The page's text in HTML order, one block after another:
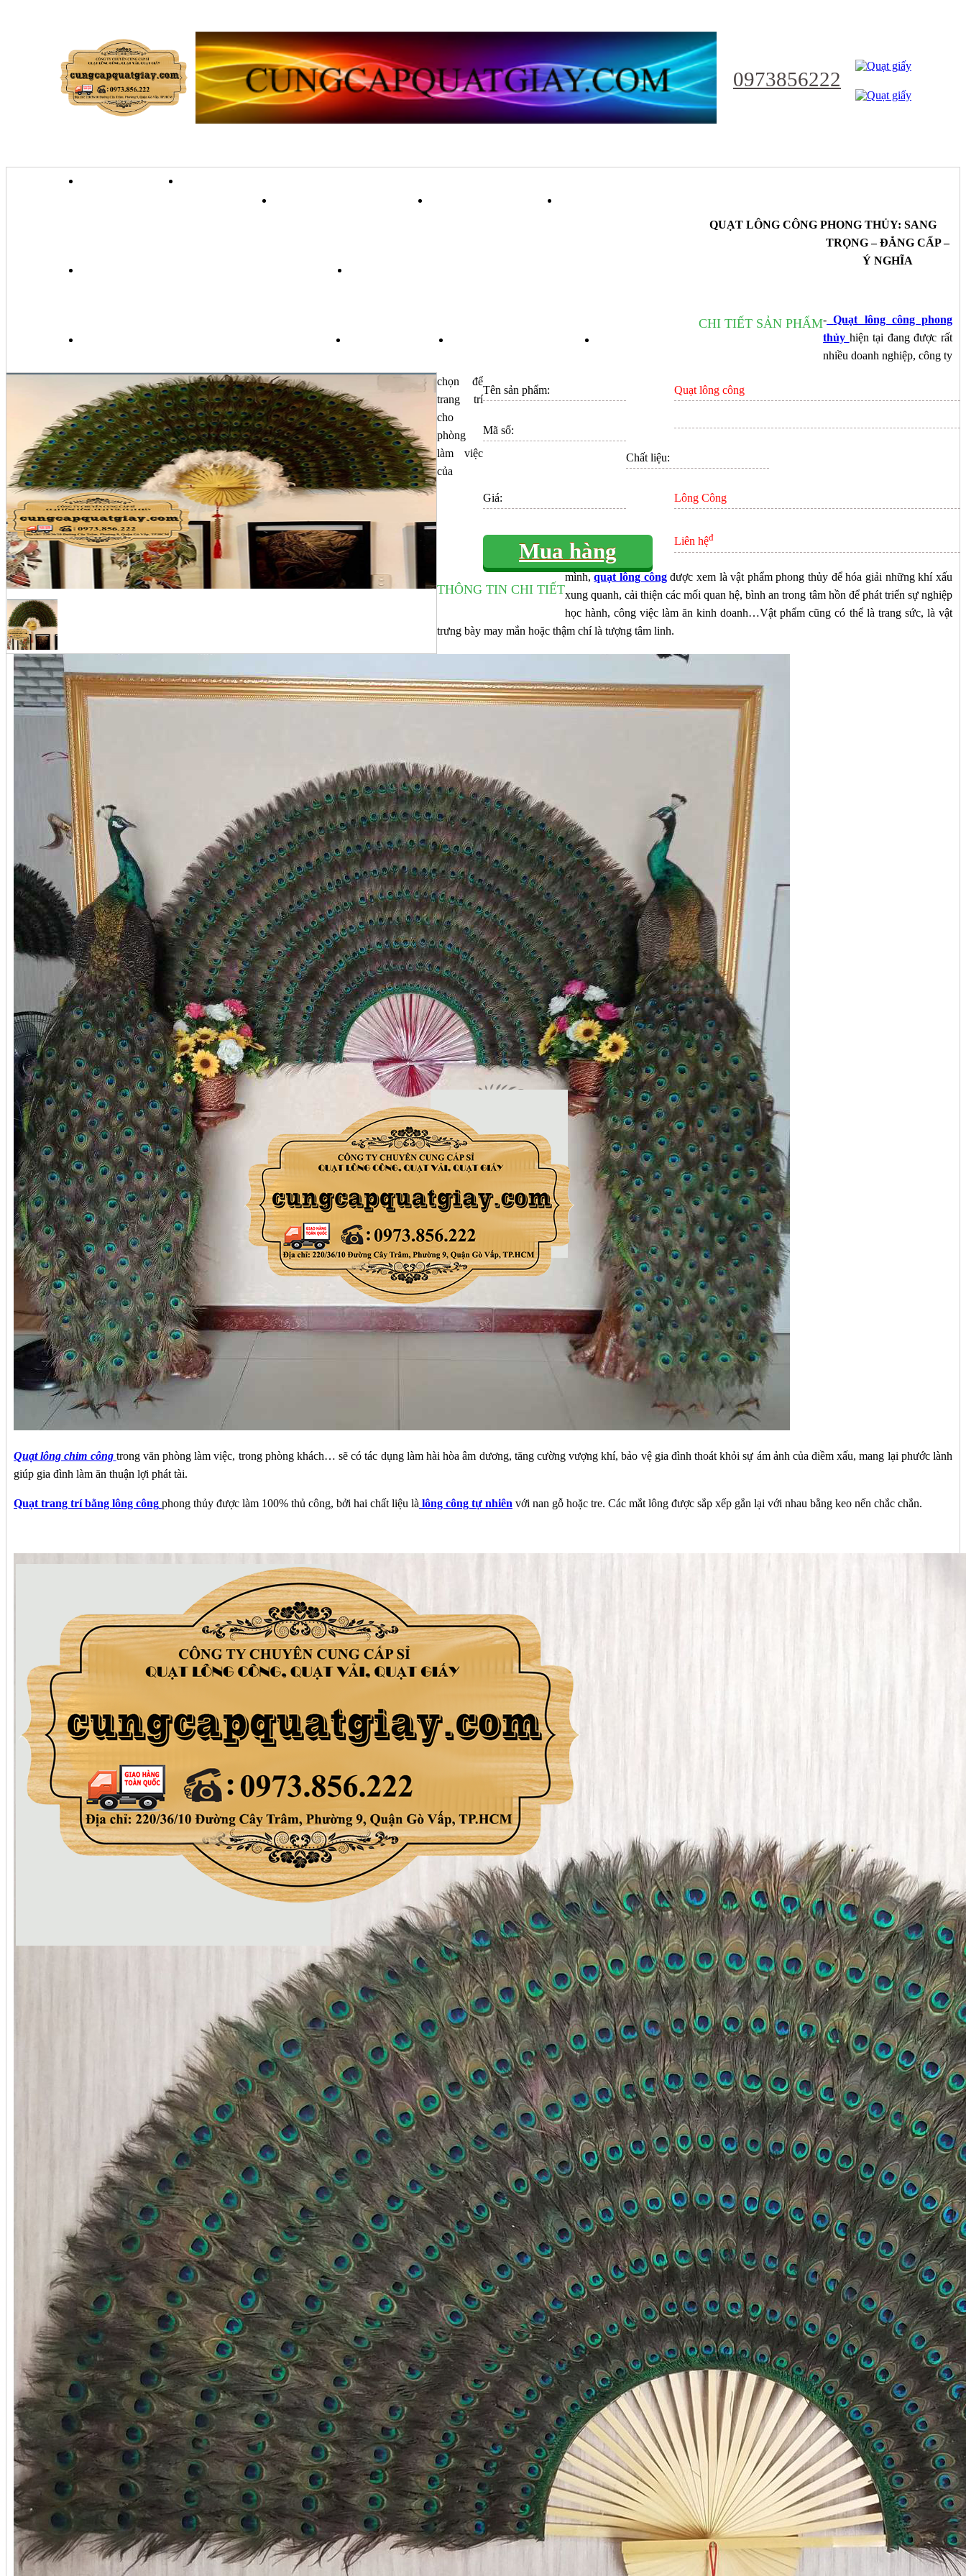
0973856222
CHI TIẾT SẢN PHẨM
Tên sản phẩm: Quạt lông công
Mã số:
Chất liệu:
Lông Công
Giá:
Liên hệđ
Mua hàng
THÔNG TIN CHI TIẾT
QUẠT LÔNG CÔNG PHONG THỦY: SANG
TRỌNG – ĐẲNG CẤP –
Ý NGHĨA
- Quạt lông công phong
thủy hiện tại đang được rất
nhiều doanh nghiệp, công ty
chọn để
trang trí
cho
phòng
làm việc
của
mình,quạt lông côngđược xem là vật phẩm phong thủy để hóa giải những khí xấu
xung quanh, cải thiện các mối quan hệ, bình an trong tâm hồn để phát triển sự nghiệp
học hành, công việc làm ăn kinh doanh…Vật phẩm cũng có thể là trang sức, là vật
trưng bày may mắn hoặc thậm chí là tượng tâm linh.
Quạt lông chim công trong văn phòng làm việc, trong phòng khách… sẽ có tác dụng làm hài hòa âm dương, tăng cường vượng khí, bảo vệ gia đình thoát khỏi sự ám ảnh của điềm xấu, mang lại phước lành
giúp gia đình làm ăn thuận lợi phát tài.
Quạt trang trí bằng lông công phong thủy được làm 100% thủ công, bởi hai chất liệu là lông công tự nhiên với nan gỗ hoặc tre. Các mắt lông được sắp xếp gắn lại với nhau bằng keo nến chắc chắn.